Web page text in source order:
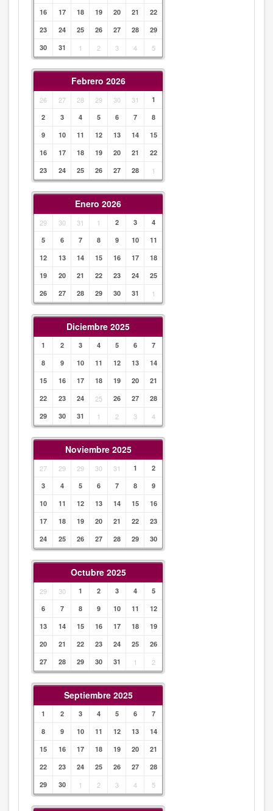
16
17 18 19 20 21
22
23
24 25 26 27 28
29
30
31 1 2 3 4 5
Febrero 2026
26 27 28 29 30 31
1
2
3 4 5 6 7
8
9
10 11 12 13 14
15
16
17 18 19 20 21
22
23
24 25 26 27 28 1
Enero 2026
29 30 31 1 2 3
4
5
6 7 8 9 10
11
12
13 14 15 16 17
18
19
20 21 22 23 24
25
26
27 28 29 30 31 1
Diciembre 2025
1 2 3 4 5 6
7
8
9 10 11 12 13
14
15
16 17 18 19 20
21
22
23 24 25 26 27
28
29
30 31 1 2 3 4
Noviembre 2025
27 29 29 30 31 1
2
3
4 5 6 7 8
9
10
11 12 13 14 15
16
17
18 19 20 21 22
23
24
25 26 27 28 29 30
Octubre 2025
29 30 1 2 3 4
5
6
7 8 9 10 11
12
13
14 15 16 17 18
19
20
21 22 23 24 25
26
27
28 29 30 31 1 2
Septiembre 2025
1 2 3 4 5 6
7
8
9 10 11 12 13
14
15
16 17 18 19 20
21
22
23 24 25 26 27
28
29
30 1 2 3 4 5